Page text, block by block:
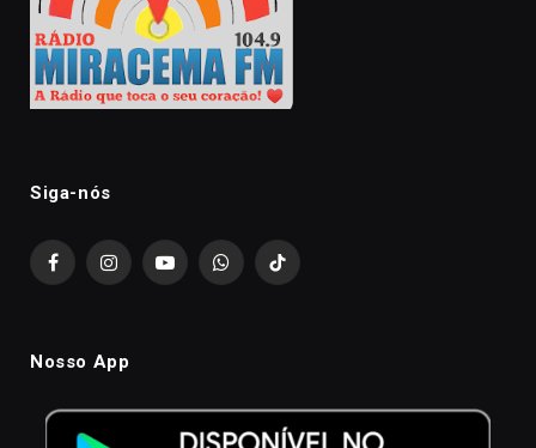
Siga-nós
FacebookInstagramYouTubeWhatsAppTikTok
Nosso App